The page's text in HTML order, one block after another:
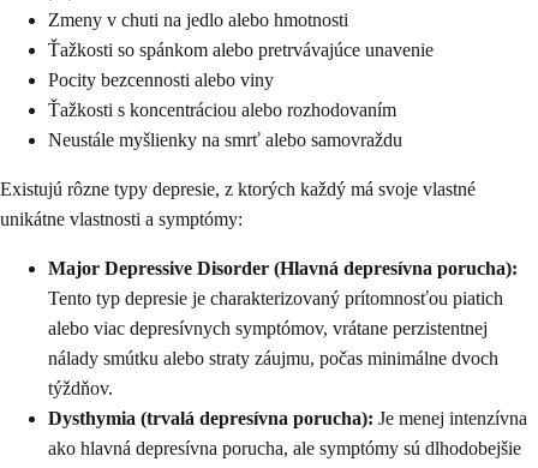
Zmeny v chuti na jedlo alebo hmotnosti
Ťažkosti so spánkom alebo pretrvávajúce unavenie
Pocity bezcennosti alebo viny
Ťažkosti s koncentráciou alebo rozhodovaním
Neustále myšlienky na smrť alebo samovraždu
Existujú rôzne typy depresie, z ktorých každý má svoje vlastné
unikátne vlastnosti a symptómy:
Major Depressive Disorder (Hlavná depresívna porucha):
Tento typ depresie je charakterizovaný prítomnosťou piatich
alebo viac depresívnych symptómov, vrátane perzistentnej
nálady smútku alebo straty záujmu, počas minimálne dvoch
týždňov.
Dysthymia (trvalá depresívna porucha): Je menej intenzívna
ako hlavná depresívna porucha, ale symptómy sú dlhodobejšie